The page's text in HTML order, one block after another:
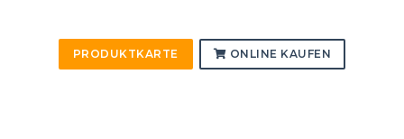
PRODUKTKARTE ONLINE KAUFEN